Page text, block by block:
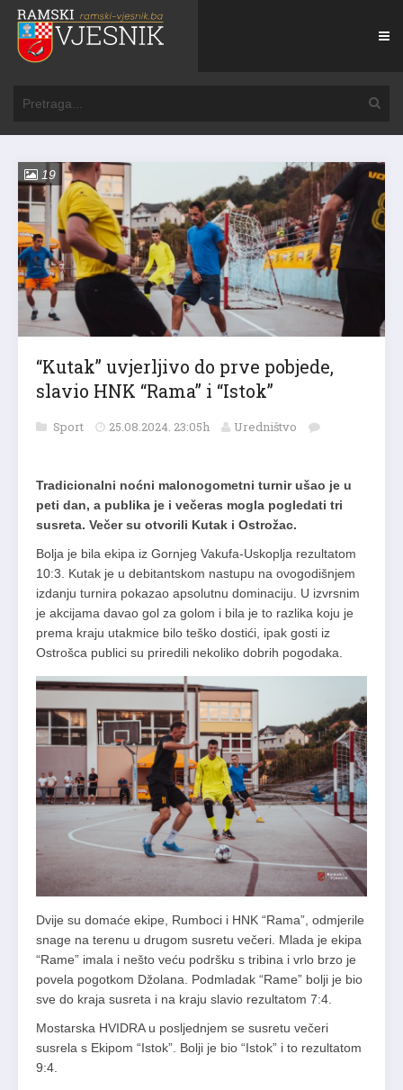
19
“Kutak” uvjerljivo do prve pobjede,
slavio HNK “Rama” i “Istok”
Sport 25.08.2024. 23:05h Uredništvo
Tradicionalni noćni malonogometni turnir ušao je u
peti dan, a publika je i večeras mogla pogledati tri
susreta. Večer su otvorili Kutak i Ostrožac.
Bolja je bila ekipa iz Gornjeg Vakufa-Uskoplja rezultatom
10:3. Kutak je u debitantskom nastupu na ovogodišnjem
izdanju turnira pokazao apsolutnu dominaciju. U izvrsnim
je akcijama davao gol za golom i bila je to razlika koju je
prema kraju utakmice bilo teško dostići, ipak gosti iz
Ostrošca publici su priredili nekoliko dobrih pogodaka.
Dvije su domaće ekipe, Rumboci i HNK “Rama”, odmjerile
snage na terenu u drugom susretu večeri. Mlada je ekipa
“Rame” imala i nešto veću podršku s tribina i vrlo brzo je
povela pogotkom Džolana. Podmladak “Rame” bolji je bio
sve do kraja susreta i na kraju slavio rezultatom 7:4.
Mostarska HVIDRA u posljednjem se susretu večeri
susrela s Ekipom “Istok”. Bolji je bio “Istok” i to rezultatom
9:4.